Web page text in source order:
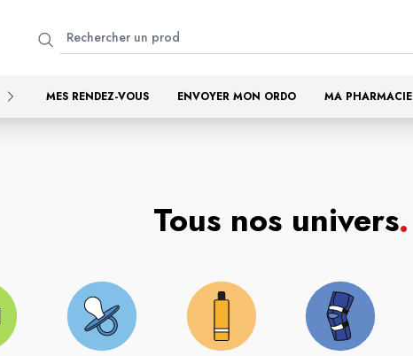
MES RENDEZ-VOUS ENVOYER MON ORDO MA PHARMACIE
Tous nos univers.